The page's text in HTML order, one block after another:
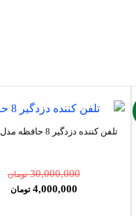
تلفن کننده دزدگیر 8 حافظه مدل کلاسیک
5.00
از 5
30,000,000 تومان
4,000,000 تومان